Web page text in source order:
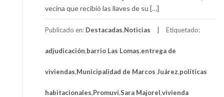
vecina que recibió las llaves de su […]
Publicado en: Destacadas,Noticias Etiquetado:
adjudicación,barrio Las Lomas,entrega de
viviendas,Municipalidad de Marcos Juárez,políticas
habitacionales,Promuvi,Sara Majorel,vivienda